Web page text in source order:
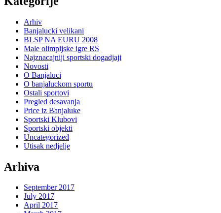
Arhiv
Banjalucki velikani
BLSP NA EURU 2008
Male olimpijske igre RS
Najznacajniji sportski dogadjaji
Novosti
O Banjaluci
O banjaluckom sportu
Ostali sportovi
Pregled desavanja
Price iz Banjaluke
Sportski Klubovi
Sportski objekti
Uncategorized
Utisak nedjelje
Arhiva
September 2017
July 2017
April 2017